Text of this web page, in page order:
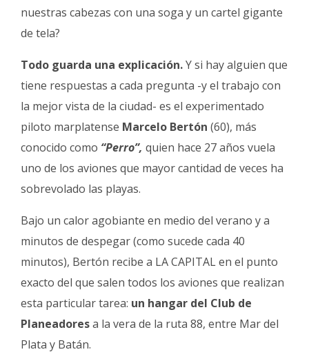
nuestras cabezas con una soga y un cartel gigante
de tela?
Todo guarda una explicación.Y si hay alguien que
tiene respuestas a cada pregunta -y el trabajo con
la mejor vista de la ciudad- es el experimentado
piloto marplatense Marcelo Bertón (60), más
conocido como “Perro”, quien hace 27 años vuela
uno de los aviones que mayor cantidad de veces ha
sobrevolado las playas.
Bajo un calor agobiante en medio del verano y a
minutos de despegar (como sucede cada 40
minutos), Bertón recibe a LA CAPITAL en el punto
exacto del que salen todos los aviones que realizan
esta particular tarea: un hangar del Club de
Planeadoresa la vera de la ruta 88, entre Mar del
Plata y Batán.